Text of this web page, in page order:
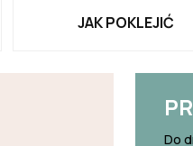
JAK POKLEJIĆ
Do